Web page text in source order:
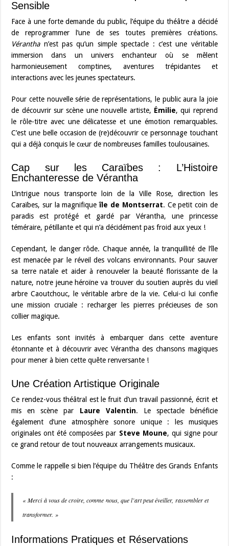
Sensible
Face à une forte demande du public, l’équipe du théâtre a décidé
de reprogrammer l’une de ses toutes premières créations.
Véranthan’est pas qu’un simple spectacle : c’est une véritable
immersion dans un univers enchanteur où se mêlent
harmonieusement comptines, aventures trépidantes et
interactions avec les jeunes spectateurs.
Pour cette nouvelle série de représentations, le public aura la joie
de découvrir sur scène une nouvelle artiste, Émilie, qui reprend
le rôle-titre avec une délicatesse et une émotion remarquables.
C’est une belle occasion de (re)découvrir ce personnage touchant
qui a déjà conquis le cœur de nombreuses familles toulousaines.
Cap sur les Caraïbes : L’Histoire
Enchanteresse de Vérantha
L’intrigue nous transporte loin de la Ville Rose, direction les
Caraïbes, sur la magnifiqueîle de Montserrat. Ce petit coin de
paradis est protégé et gardé par Vérantha, une princesse
téméraire, pétillante et qui n’a décidément pas froid aux yeux !
Cependant, le danger rôde. Chaque année, la tranquillité de l’île
est menacée par le réveil des volcans environnants. Pour sauver
sa terre natale et aider à renouveler la beauté florissante de la
nature, notre jeune héroïne va trouver du soutien auprès du vieil
arbre Caoutchouc, le véritable arbre de la vie. Celui-ci lui confie
une mission cruciale : recharger les pierres précieuses de son
collier magique.
Les enfants sont invités à embarquer dans cette aventure
étonnante et à découvrir avec Vérantha des chansons magiques
pour mener à bien cette quête renversante !
Une Création Artistique Originale
Ce rendez-vous théâtral est le fruit d’un travail passionné, écrit et
mis en scène par Laure Valentin. Le spectacle bénéficie
également d’une atmosphère sonore unique : les musiques
originales ont été composées par Steve Moune, qui signe pour
ce grand retour de tout nouveaux arrangements musicaux.
Comme le rappelle si bien l’équipe du Théâtre des Grands Enfants
:
« Merci à vous de croire, comme nous, que l’art peut éveiller, rassembler et
transformer. »
Informations Pratiques et Réservations